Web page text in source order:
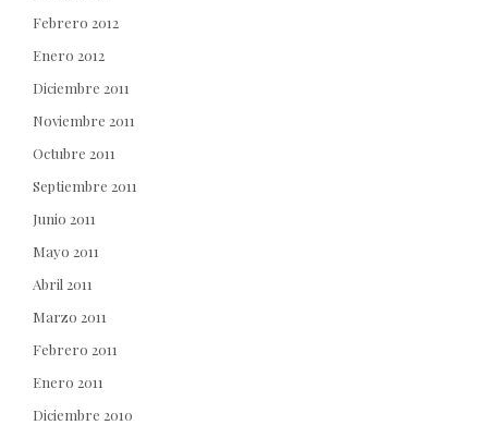
Febrero 2012
Enero 2012
Diciembre 2011
Noviembre 2011
Octubre 2011
Septiembre 2011
Junio 2011
Mayo 2011
Abril 2011
Marzo 2011
Febrero 2011
Enero 2011
Diciembre 2010